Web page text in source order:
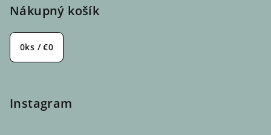
Nákupný košík
0ks /€0
Instagram